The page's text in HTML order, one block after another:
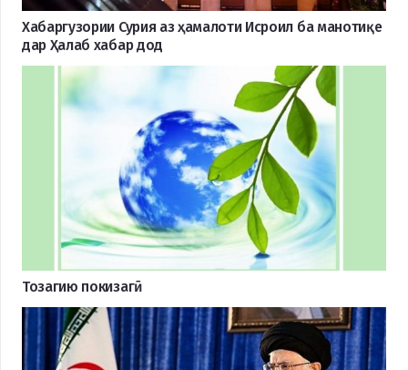
Хабаргузории Сурия аз ҳамалоти Исроил ба манотиқе
дар Ҳалаб хабар дод
Тозагию покизагӣ